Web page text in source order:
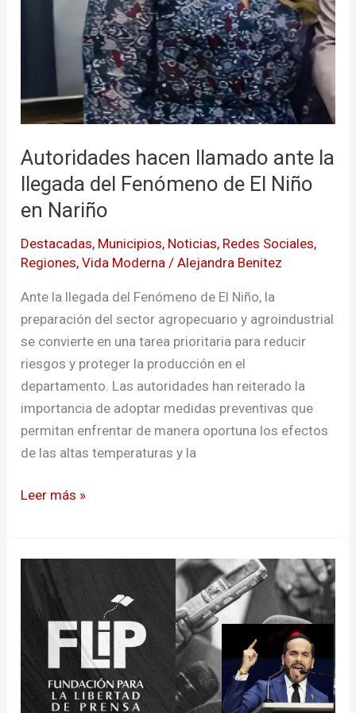
Autoridades hacen llamado ante la
llegada del Fenómeno de El Niño
en Nariño
Destacadas, Municipios, Noticias, Redes Sociales,
Regiones,Vida Moderna /Alejandra Benitez
Ante la llegada del Fenómeno de El Niño, la
preparación del sector agropecuario y agroindustrial
se convierte en una tarea prioritaria para reducir
riesgos y proteger la producción en el
departamento. Las autoridades han reiterado la
importancia de adoptar medidas preventivas que
permitan enfrentar de manera oportuna los efectos
de las altas temperaturas y la
Leer más »
alerta
sobre
ataques
de
Abelardo